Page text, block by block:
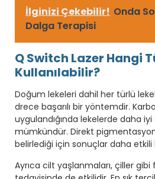
İlginizi Çekebilir! Onda
Dalga Terapisi
Q Switch Lazer Hangi
Kullanılabilir?
Doğum lekeleri dahil her türlü
drece başarılı bir yöntemdir.
uygulandığında lekelerde daha
mümkündür. Direkt
belirlediği için sonuçlar daha
Ayrıca cilt yaşlanmaları, çiller gibi